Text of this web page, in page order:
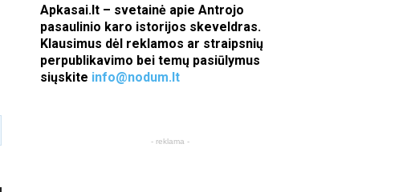
Apkasai.lt – svetainė apie Antrojo
pasaulinio karo istorijos skeveldras.
Klausimus dėl reklamos ar straipsnių
perpublikavimo bei temų pasiūlymus
siųskite info@nodum.lt
- reklama -